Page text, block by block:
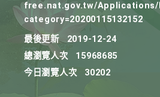
free.nat.gov.tw/Applications/
category=20200115132152
最後更新
2019-12-24
總瀏覽人次
15968685
今日瀏覽人次
30202